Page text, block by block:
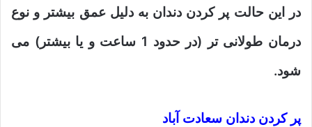
در این حالت پر کردن دندان به دلیل عمق بیشتر و نوع
درمان طولانی تر (در حدود 1 ساعت و یا بیشتر) می
شود.
پر کردن دندان سعادت آباد